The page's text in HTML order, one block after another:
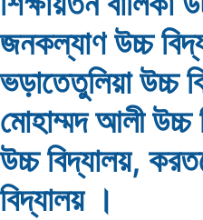
জনকল্যাণ উচ্চ
ভড়াতেতুলিয়া উচ্চ
মোহাম্মদ আলী উচ্চ
উচ্চ বিদ্যালয়,
বিদ্যালয় ।